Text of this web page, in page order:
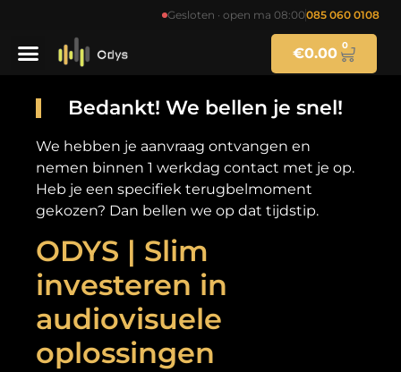
Gesloten · open ma 08:00085 060 0108
€0.00 0
Bedankt! We bellen je snel!
We hebben je aanvraag ontvangen en
nemen binnen 1 werkdag contact met je op.
Heb je een specifiek terugbelmoment
gekozen? Dan bellen we op dat tijdstip.
ODYS | Slim
investeren in
audiovisuele
oplossingen